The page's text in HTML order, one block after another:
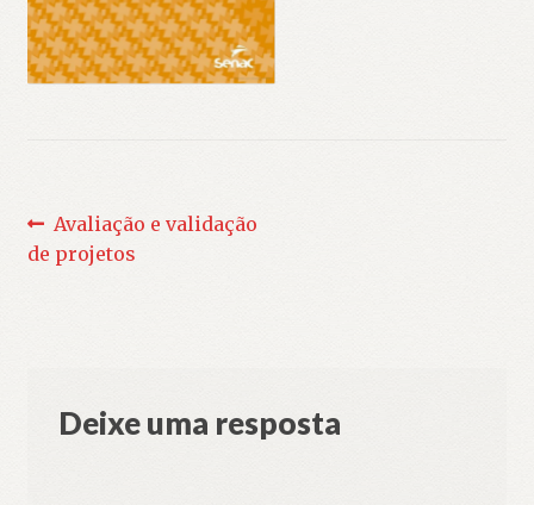
Navegação
de
Post
anterior:
Avaliação e validação
de projetos
Deixe uma resposta